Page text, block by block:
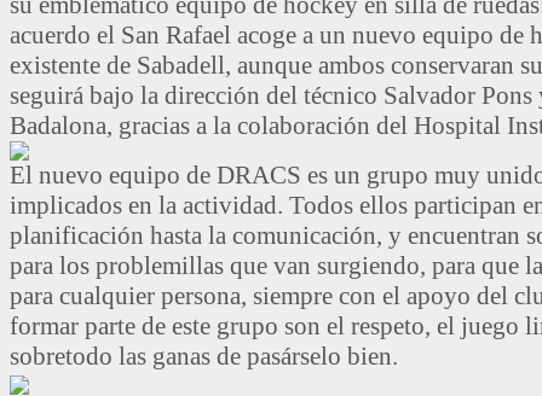
acuerdo el San Rafael acoge a un nuevo equipo de
existente de Sabadell, aunque ambos conservaran
seguirá bajo la dirección del técnico Salvador Pons
Badalona, gracias a la colaboración del Hospital
El nuevo equipo de DRACS es un grupo muy
implicados en la actividad. Todos ellos participan
planificación hasta la comunicación, y encuentran
para los problemillas que van surgiendo, para que
para cualquier persona, siempre con el apoyo del
formar parte de este grupo son el respeto, el juego
sobretodo las ganas de pasárselo bien.